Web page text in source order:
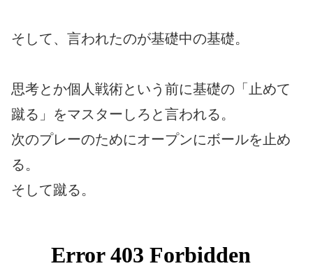
そして、言われたのが基礎中の基礎。
思考とか個人戦術という前に基礎の「止めて
蹴る」をマスターしろと言われる。
次のプレーのためにオープンにボールを止め
る。
そして蹴る。